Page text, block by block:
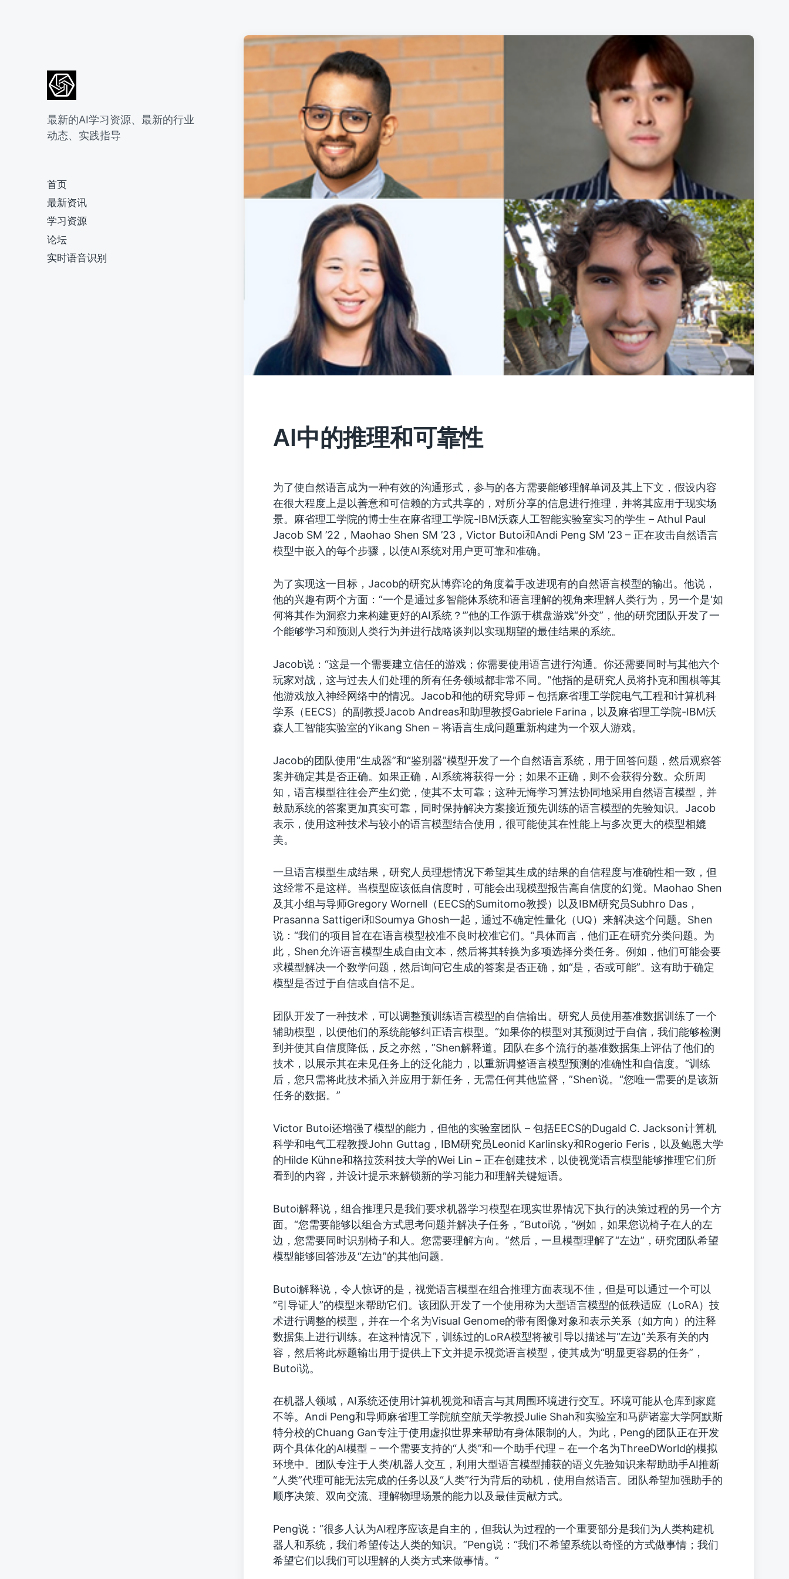
最新的AI学习资源、最新的行业
动态、实践指导
首页
最新资讯
学习资源
论坛
实时语音识别
AI中的推理和可靠性
为了使自然语言成为一种有效的沟通形式，参与的各方需要能够理解单词及其上下文，假设内容
在很大程度上是以善意和可信赖的方式共享的，对所分享的信息进行推理，并将其应用于现实场
景。麻省理工学院的博士生在麻省理工学院-IBM沃森人工智能实验室实习的学生 – Athul Paul
Jacob SM ’22，Maohao Shen SM ’23，Victor Butoi和Andi Peng SM ’23 – 正在攻击自然语言
模型中嵌入的每个步骤，以使AI系统对用户更可靠和准确。
为了实现这一目标，Jacob的研究从博弈论的角度着手改进现有的自然语言模型的输出。他说，
他的兴趣有两个方面：“一个是通过多智能体系统和语言理解的视角来理解人类行为，另一个是‘如
何将其作为洞察力来构建更好的AI系统？’”他的工作源于棋盘游戏“外交”，他的研究团队开发了一
个能够学习和预测人类行为并进行战略谈判以实现期望的最佳结果的系统。
Jacob说：“这是一个需要建立信任的游戏；你需要使用语言进行沟通。你还需要同时与其他六个
玩家对战，这与过去人们处理的所有任务领域都非常不同。”他指的是研究人员将扑克和围棋等其
他游戏放入神经网络中的情况。Jacob和他的研究导师 – 包括麻省理工学院电气工程和计算机科
学系（EECS）的副教授Jacob Andreas和助理教授Gabriele Farina，以及麻省理工学院-IBM沃
森人工智能实验室的Yikang Shen – 将语言生成问题重新构建为一个双人游戏。
Jacob的团队使用“生成器”和“鉴别器”模型开发了一个自然语言系统，用于回答问题，然后观察答
案并确定其是否正确。如果正确，AI系统将获得一分；如果不正确，则不会获得分数。众所周
知，语言模型往往会产生幻觉，使其不太可靠；这种无悔学习算法协同地采用自然语言模型，并
鼓励系统的答案更加真实可靠，同时保持解决方案接近预先训练的语言模型的先验知识。Jacob
表示，使用这种技术与较小的语言模型结合使用，很可能使其在性能上与多次更大的模型相媲
美。
一旦语言模型生成结果，研究人员理想情况下希望其生成的结果的自信程度与准确性相一致，但
这经常不是这样。当模型应该低自信度时，可能会出现模型报告高自信度的幻觉。Maohao Shen
及其小组与导师Gregory Wornell（EECS的Sumitomo教授）以及IBM研究员Subhro Das，
Prasanna Sattigeri和Soumya Ghosh一起，通过不确定性量化（UQ）来解决这个问题。Shen
说：“我们的项目旨在在语言模型校准不良时校准它们。”具体而言，他们正在研究分类问题。为
此，Shen允许语言模型生成自由文本，然后将其转换为多项选择分类任务。例如，他们可能会要
求模型解决一个数学问题，然后询问它生成的答案是否正确，如“是，否或可能”。这有助于确定
模型是否过于自信或自信不足。
团队开发了一种技术，可以调整预训练语言模型的自信输出。研究人员使用基准数据训练了一个
辅助模型，以便他们的系统能够纠正语言模型。“如果你的模型对其预测过于自信，我们能够检测
到并使其自信度降低，反之亦然，”Shen解释道。团队在多个流行的基准数据集上评估了他们的
技术，以展示其在未见任务上的泛化能力，以重新调整语言模型预测的准确性和自信度。“训练
后，您只需将此技术插入并应用于新任务，无需任何其他监督，”Shen说。“您唯一需要的是该新
任务的数据。”
Victor Butoi还增强了模型的能力，但他的实验室团队 – 包括EECS的Dugald C. Jackson计算机
科学和电气工程教授John Guttag，IBM研究员Leonid Karlinsky和Rogerio Feris，以及鲍恩大学
的Hilde Kühne和格拉茨科技大学的Wei Lin – 正在创建技术，以使视觉语言模型能够推理它们所
看到的内容，并设计提示来解锁新的学习能力和理解关键短语。
Butoi解释说，组合推理只是我们要求机器学习模型在现实世界情况下执行的决策过程的另一个方
面。“您需要能够以组合方式思考问题并解决子任务，”Butoi说，“例如，如果您说椅子在人的左
边，您需要同时识别椅子和人。您需要理解方向。”然后，一旦模型理解了“左边”，研究团队希望
模型能够回答涉及“左边”的其他问题。
Butoi解释说，令人惊讶的是，视觉语言模型在组合推理方面表现不佳，但是可以通过一个可以
“引导证人”的模型来帮助它们。该团队开发了一个使用称为大型语言模型的低秩适应（LoRA）技
术进行调整的模型，并在一个名为Visual Genome的带有图像对象和表示关系（如方向）的注释
数据集上进行训练。在这种情况下，训练过的LoRA模型将被引导以描述与“左边”关系有关的内
容，然后将此标题输出用于提供上下文并提示视觉语言模型，使其成为“明显更容易的任务”，
Butoi说。
在机器人领域，AI系统还使用计算机视觉和语言与其周围环境进行交互。环境可能从仓库到家庭
不等。Andi Peng和导师麻省理工学院航空航天学教授Julie Shah和实验室和马萨诸塞大学阿默斯
特分校的Chuang Gan专注于使用虚拟世界来帮助有身体限制的人。为此，Peng的团队正在开发
两个具体化的AI模型 – 一个需要支持的“人类”和一个助手代理 – 在一个名为ThreeDWorld的模拟
环境中。团队专注于人类/机器人交互，利用大型语言模型捕获的语义先验知识来帮助助手AI推断
“人类”代理可能无法完成的任务以及“人类”行为背后的动机，使用自然语言。团队希望加强助手的
顺序决策、双向交流、理解物理场景的能力以及最佳贡献方式。
Peng说：“很多人认为AI程序应该是自主的，但我认为过程的一个重要部分是我们为人类构建机
器人和系统，我们希望传达人类的知识。”Peng说：“我们不希望系统以奇怪的方式做事情；我们
希望它们以我们可以理解的人类方式来做事情。”